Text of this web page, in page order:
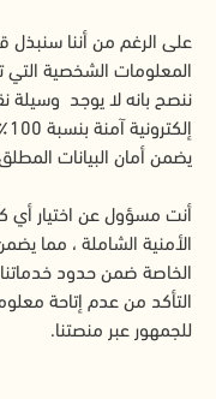
على الرغم من أننا سنبذل
المعلومات الشخصية التي
ننصح بانه لا يوجد وسيلة
يضمن أمان البيانات
أنت مسؤول عن اختيار أي
الأمنية الشاملة ، مما
الخاصة ضمن حدود
التأكد من عدم إتاحة
للجمهور عبر منصتنا.